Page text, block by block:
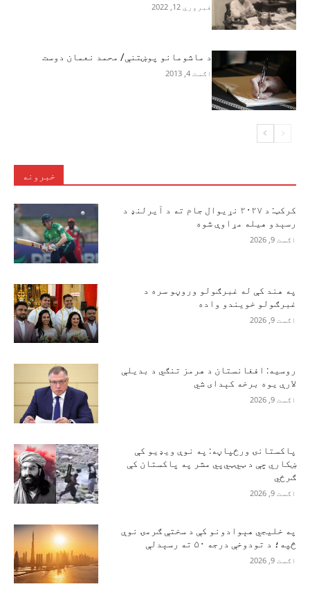
فبروري 12, 2022
د ماشومانو پوښتنې/ محمد نعمان دوست
اګست 4, 2013
خبرونه
کرکټ: د ۲۰۲۷ نړیوال جام ته د آیرلنډ د
رسېدو هیله مړاوې شوه
اګست 9, 2026
په هند کې له غبرګولو وروڼو سره د
غبرګولو خویندو واده
اګست 9, 2026
روسیه: افغانستان د هرمز تنګي د بدیلې
لارې یوه برخه کېدای شي
اګست 9, 2026
پاکستانۍ ورځپاڼه: په نوې ویډیو کې
ښکاري چې د ټي‌ټي‌پي مشر په پاکستان کې
ګرځي
اګست 9, 2026
په خلیجي هېوادونو کې د سختې ګرمۍ نوې
څپه؛ د تودوخې درجه ۵۰ ته رسېدلې
اګست 9, 2026